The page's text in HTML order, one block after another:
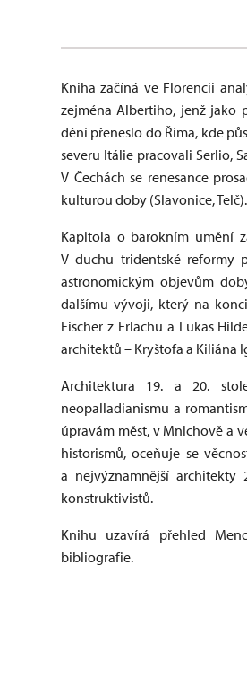
Kniha začíná ve Florencii
zejména Albertiho, jenž jako
dění přeneslo do Říma, kde
severu Itálie pracovali Serlio,
V Čechách se renesance
kulturou doby (Slavonice, Telč).
Kapitola o barokním umění
V duchu tridentské reformy
astronomickým objevům
dalšímu vývoji, který na
Fischer z Erlachu a Lukas
architektů – Kryštofa a Kiliána
Architektura 19. a 20.
neopalladianismu a
úpravám měst, v Mnichově a
historismů, oceňuje se
a nejvýznamnější
konstruktivistů.
Knihu uzavírá přehled
bibliografie.